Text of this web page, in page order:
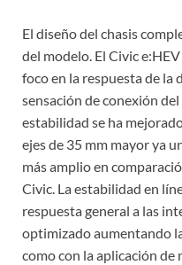
El diseño del chasis
del modelo. El Civic
foco en la respuesta de la
sensación de conexión
estabilidad se ha
ejes de 35 mm mayor ya
más amplio en
Civic. La estabilidad en
respuesta general a las
optimizado aumentando
como con la aplicación